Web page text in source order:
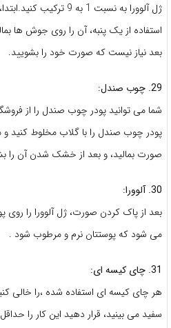
ژل آلوورا به نسبت 1 به 9
استفاده از یک پنبه، آن را روی جوش ها
بعد نیاز نیست که صورت خود را بشویید.
29. چوب صندل:
شما می توانید پودر چوب صندل را از
پودر چوب صندل را با گلاب مخلوط کنید
صورت بمالید، و بعد از خشک شدن آن را
30. آلوورا:
بعد از پاک کردن صورت، ژل آلوورا را روی
می شود که پوستتان نرم و مرطوب شود .
31. چای کیسه ای:
هر چای کیسه ای استفاده شده ،را
سفید می بینید، قرار دهید این کار را